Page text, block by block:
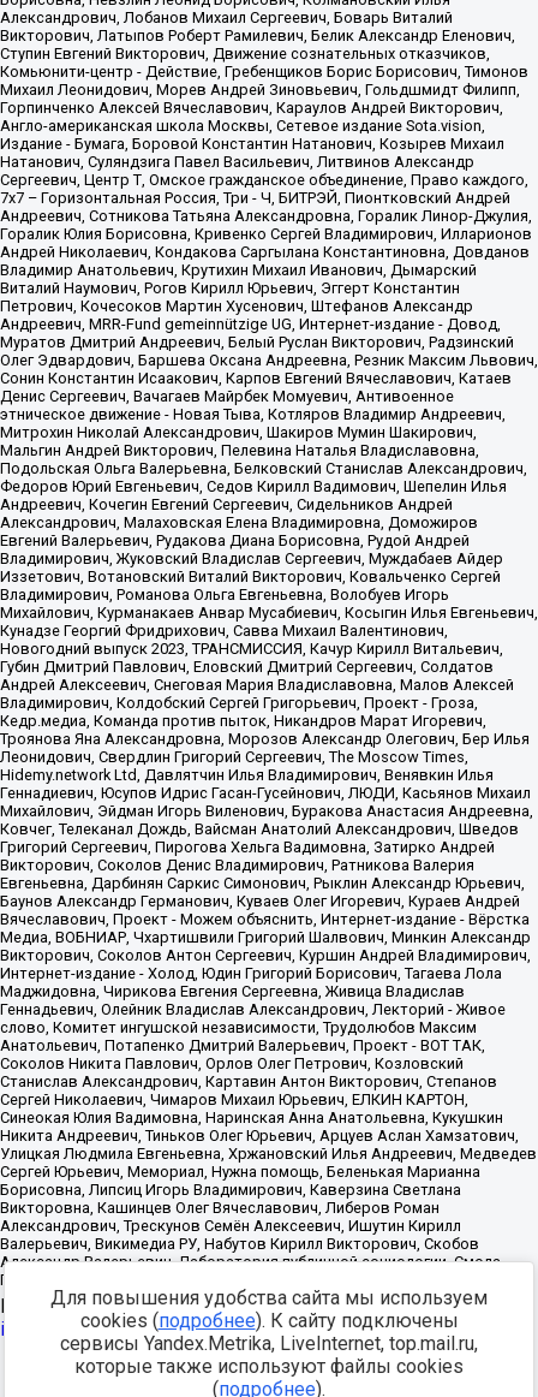
Источник:https://minjust.gov.ru/uploaded/files/reestr-
inostrannyih-agentov-22-03-2024.pdfданные на22.03.2024
Разработка -
Для повышения удобства сайта мы используем
cookies (подробнее). К сайту подключены
сервисы Yandex.Metrika, LiveInternet, top.mail.ru,
которые также используют файлы cookies
(подробнее).